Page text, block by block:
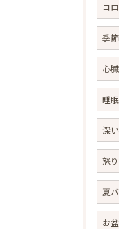
コ
季
心
睡
深
怒り
夏
お